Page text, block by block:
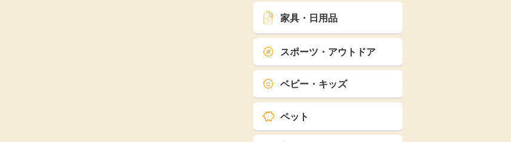
家具・日用品
スポーツ・アウトドア
ベビー・キッズ
ペット